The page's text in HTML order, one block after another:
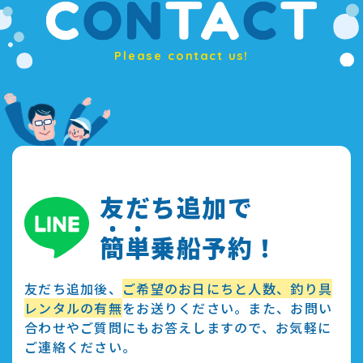
Please contact us!
友だち追加で
簡単乗船予約！
友だち追加後、 ご希望のお日にちと人数、釣り具
レンタルの有無をお送りください。また、お問い
合わせやご質問にもお答えしますので、お気軽に
ご連絡ください。